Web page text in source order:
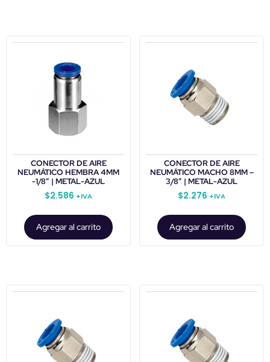
CONECTOR DE AIRE
NEUMÁTICO HEMBRA 4MM
-1/8″ | METAL-AZUL
$2.586 +IVA
Agregar al carrito
CONECTOR DE AIRE
NEUMÁTICO MACHO 8MM –
3/8″ | METAL-AZUL
$2.276 +IVA
Agregar al carrito